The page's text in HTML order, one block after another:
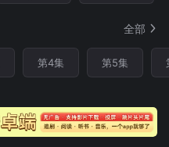
全部
第4集 第5集